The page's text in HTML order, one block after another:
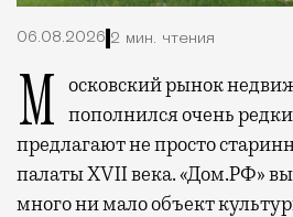
06.08.2026 2 мин. чтения
Московский рынок недвижимости пополнился очень
предлагают не просто
палаты XVII века. «Дом.РФ»
много ни мало объект